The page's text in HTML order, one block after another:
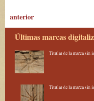
anterior
Últimas marcas
Titular de la marca sin
Titular de la marca sin